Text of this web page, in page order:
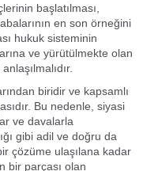
başlatılması,
en son örneğini
hukuk sisteminin
ve yürütülmekte olan
biridir ve kapsamlı
Bu nedenle, siyasi
ve davalarla
gibi adil ve doğru da
çözüme ulaşılana kadar
bir parçası olan